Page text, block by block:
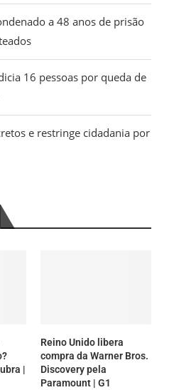
a 48 anos de prisão
16 pessoas por queda de
e restringe cidadania por
|
Reino Unido libera
compra da Warner Bros.
Discovery pela
Paramount | G1